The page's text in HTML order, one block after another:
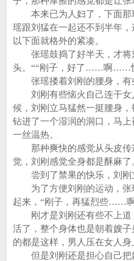
本来已为人妇了，下面那
瑶跟刘猛在一起还不到半年
以下面就格外的紧凑。
张瑶鼓捣了好半天，才将
头。““刚子，好了……啊……
张瑶搂着刘刚的腰身，有
刘刚有些恼火自己连干女
候，刘刚立马猛然一挺腰身
钻进了一个湿润的洞口，马
一丝温热。
那种爽快的感觉从头皮传
觉，刘刚感觉全身都是酥麻了
尝到了禁果的快乐，刘刚
为了方便刘刚的运动，张
起来，“刚子，再猛烈些
刚才是刘刚还有些不上道
活了，整个身体也是朝着嫂
的都是这样，男人压在女人身
但是刘刚还是担心自己把